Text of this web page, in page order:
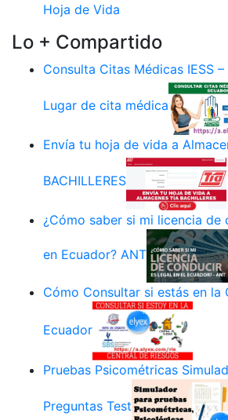
Hoja de Vida
Lo + Compartido
Consulta Citas Médicas IESS
Lugar de cita médica
Envía tu hoja de vida a
BACHILLERES
¿Cómo saber si mi licencia de
en Ecuador? ANT
Cómo Consultar si estás en la
Ecuador
Pruebas Psicométricas
Preguntas Test